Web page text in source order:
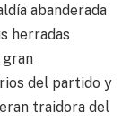
abanderada
herradas
del partido y
traidora del